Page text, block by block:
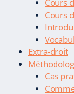
Cours
Cours
Extra-droit
Cas